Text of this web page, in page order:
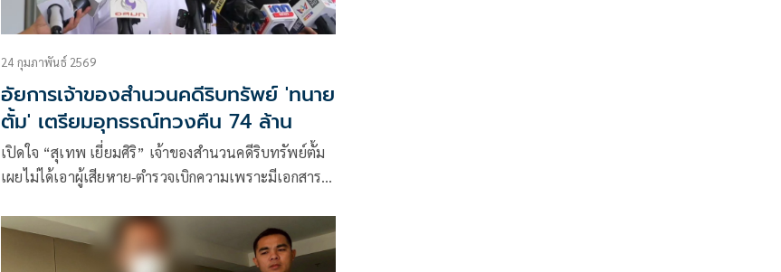
24 กุมภาพันธ์ 2569
อัยการเจ้าของสำนวนคดีริบทรัพย์ 'ทนาย
ตั้ม' เตรียมอุทธรณ์ทวงคืน 74 ล้าน
เปิดใจ “สุเทพ เยี่ยมศิริ” เจ้าของสำนวนคดีริบทรัพย์ตั้ม
เผยไม่ได้เอาผู้เสียหาย-ตำรวจเบิกความเพราะมีเอกสาร
ได้เข้าข้างใคร เตรียมคัดสำนวนเสนอ อธ.อัยการคดีพิเศษ
พิจารณาอุทธรณ์